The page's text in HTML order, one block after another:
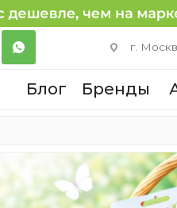
г.
Блог Бренды